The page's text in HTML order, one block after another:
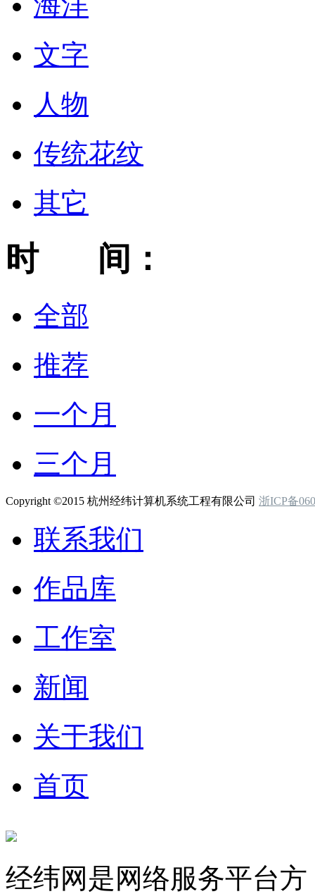
文字
人物
传统花纹
其它
时 间：
全部
推荐
一个月
三个月
Copyright ©2015 杭州经纬计算机系统工程有限公司 浙ICP备
联系我们
作品库
工作室
新闻
关于我们
首页
经纬网是网络服务平台